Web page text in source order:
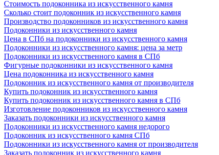
Стоимость подоконника из искусственного камня
Сколько стоит подоконник из искусственного камня
Производство подоконников из искусственного камня
Подоконники из искусственного камня
Цена в СПб на подоконники из искусственного камня
Подоконники из искусственного камня: цена за метр
Подоконники из искусственного камня в СПб
Фигурные подоконники из искусственного камня
Цена подоконника из искусственного камня
Подоконник из искусственного камня от производителя
Купить подоконник из искусственного камня
Купить подоконник из искусственного камня в СПб
Изготовление подоконников из искусственного камня
Заказать подоконники из искусственного камня
Подоконники из искусственного камня недорого
Подоконник из искусственного камня СПб
Подоконники из искусственного камня от производителя
Заказать подоконник из искусственного камня